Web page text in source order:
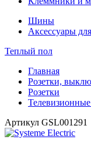
Шины
Аксессуары
Теплый пол
Главная
Розетки,
Розетки
Телевизионные
Артикул GSL001291